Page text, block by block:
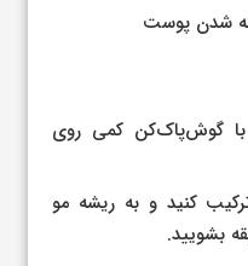
شدن پوست
گوش‌پاک‌کن کمی روی
کنید و به ریشه مو